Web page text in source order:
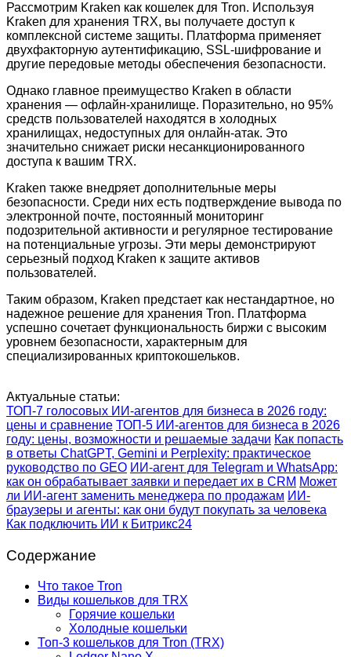
Рассмотрим Kraken как кошелек для Tron. Используя
Kraken для хранения TRX, вы получаете доступ к
комплексной системе защиты. Платформа применяет
двухфакторную аутентификацию, SSL-шифрование и
другие передовые методы обеспечения безопасности.
Однако главное преимущество Kraken в области
хранения — офлайн-хранилище. Поразительно, но 95%
средств пользователей находятся в холодных
хранилищах, недоступных для онлайн-атак. Это
значительно снижает риски несанкционированного
доступа к вашим TRX.
Kraken также внедряет дополнительные меры
безопасности. Среди них есть подтверждение вывода по
электронной почте, постоянный мониторинг
подозрительной активности и регулярное тестирование
на потенциальные угрозы. Эти меры демонстрируют
серьезный подход Kraken к защите активов
пользователей.
Таким образом, Kraken предстает как нестандартное, но
надежное решение для хранения Tron. Платформа
успешно сочетает функциональность биржи с высоким
уровнем безопасности, характерным для
специализированных криптокошельков.
Актуальные статьи:
ТОП-7 голосовых ИИ-агентов для бизнеса в 2026 году:
цены и сравнение ТОП-5 ИИ-агентов для бизнеса в 2026
году: цены, возможности и решаемые задачи Как попасть
в ответы ChatGPT, Gemini и Perplexity: практическое
руководство по GEO ИИ-агент для Telegram и WhatsApp:
как он обрабатывает заявки и передает их в CRM Может
ли ИИ-агент заменить менеджера по продажам ИИ-
браузеры и агенты: как они будут покупать за человека
Как подключить ИИ к Битрикс24
Содержание
Что такое Tron
Виды кошельков для TRX
Горячие кошельки
Холодные кошельки
Топ-3 кошельков для Tron (TRX)